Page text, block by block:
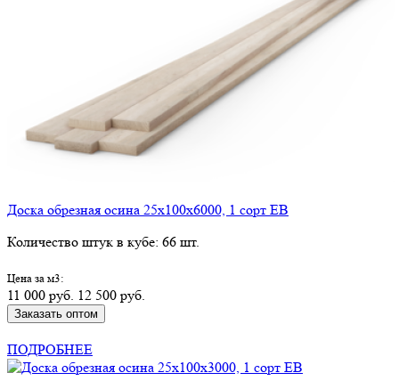
Доска обрезная осина 25х100х6000, 1 сорт ЕВ
Количество штук в кубе: 66 шт.
Цена за м3:
11 000 руб. 12 500 руб.
Заказать оптом
ПОДРОБНЕЕ